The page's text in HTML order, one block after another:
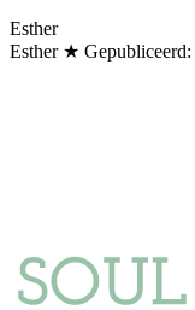
Esther
Esther★ Gepubliceerd: